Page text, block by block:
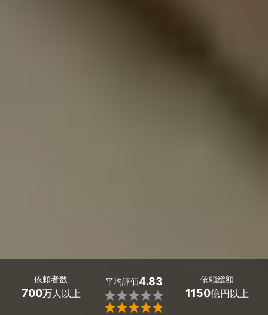
依頼者数
700万人以上
平均評価4.83


依頼総額
1150億円以上